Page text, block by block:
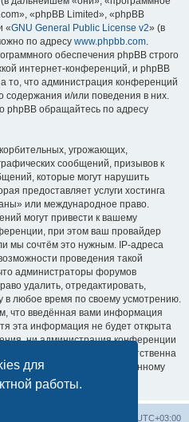
для
работы.
«phpBB Limited», «phpBB
«GNU General Public License v2» (в
по адресу www.phpbb.com.
обеспечения phpBB строго
интернет-конференций, и phpBB
то, что администрация конференций
содержания и/или поведения в них.
phpBB обращайтесь по адресу
угрожающих,
сообщений, призывов к
которые могут нарушить
предоставляет услуги хостинга
или международное право.
могут привести к вашему
при этом ваш провайдер
мы сочтём это нужным. IP-адреса
проведения такой
администраторы форумов
удалить, отредактировать,
в любое время по своему усмотрению.
что введённая вами информация
эта информация не будет открыта
ни администрация конференции
Limited не может быть ответственна
привести к несанкционированному
UTC+03:00